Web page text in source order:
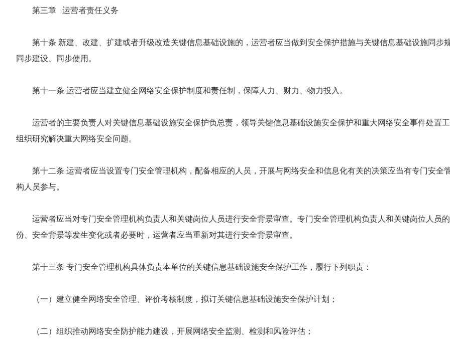
第三章 运营者责任义务
第十条 新建、改建、扩建或者升级改造关键信息基础设施的，运营者应当做到安全保护措施与关键信息基础设施同步
同步建设、同步使用。
第十一条 运营者应当建立健全网络安全保护制度和责任制，保障人力、财力、物力投入。
运营者的主要负责人对关键信息基础设施安全保护负总责，领导关键信息基础设施安全保护和重大网络安全事件处置
组织研究解决重大网络安全问题。
第十二条 运营者应当设置专门安全管理机构，配备相应的人员，开展与网络安全和信息化有关的决策应当有专门安全
构人员参与。
运营者应当对专门安全管理机构负责人和关键岗位人员进行安全背景审查。专门安全管理机构负责人和关键岗位人员
份、安全背景等发生变化或者必要时，运营者应当重新对其进行安全背景审查。
第十三条 专门安全管理机构具体负责本单位的关键信息基础设施安全保护工作，履行下列职责：
（一）建立健全网络安全管理、评价考核制度，拟订关键信息基础设施安全保护计划；
（二）组织推动网络安全防护能力建设，开展网络安全监测、检测和风险评估；